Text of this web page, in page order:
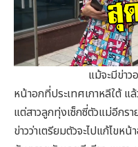
แม้จะมีข่าวอดีตศิลปิ
หน้าอกที่ประเทศเกาหลีใต้ แ
แต่สาวลูกทุ่งเซ็กซี่ตัวแม่อีกร
ข่าวว่าเตรียมตัวจะไปแก้ไขห